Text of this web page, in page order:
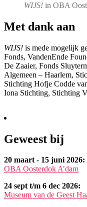
WIJS! in OBA
Met dank aan
WIJS! is mede mogelijk
Fonds, VandenEnde
De Zaaier, Fonds
Algemeen – Haarlem,
Stichting Hofje Codde
Iona Stichting, Stichting
Geweest bij
20 maart - 15 juni 2026:
OBA Oosterdok A’dam
24 sept t/m 6 dec 2026:
Museum van de Geest